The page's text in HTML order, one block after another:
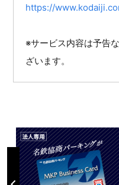
https://
※サービス内容は予告
ざいます。